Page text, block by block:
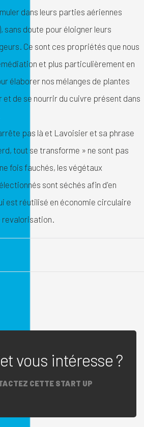
dans leurs parties aériennes
sans doute pour éloigner leurs
Ce sont ces propriétés que nous
et plus particulièrement en
élaborer nos mélanges de plantes
de se nourrir du cuivre présent dans
pas là et Lavoisier et sa phrase
tout se transforme » ne sont pas
fois fauchés, les végétaux
sont séchés afin d'en
est réutilisé en économie circulaire
vous intéresse ?
CETTE START UP